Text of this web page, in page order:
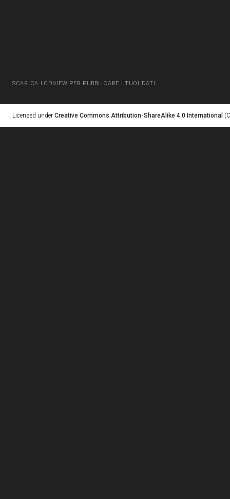
SCARICA LODVIEW PER PUBBLICARE I TUOI DATI
Licensed under Creative Commons Attribution-ShareAlike 4.0 International